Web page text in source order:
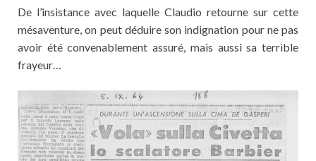
De l’insistance avec laquelle Claudio retourne sur cette
mésaventure, on peut déduire son indignation pour ne pas
avoir été convenablement assuré, mais aussi sa terrible
frayeur…